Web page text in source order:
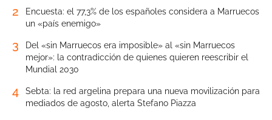
2
Encuesta: el 77,3% de los españoles considera a Marruecos
un «país enemigo»
3
Del «sin Marruecos era imposible» al «sin Marruecos
mejor»: la contradicción de quienes quieren reescribir el
Mundial 2030
4
Sebta: la red argelina prepara una nueva movilización para
mediados de agosto, alerta Stefano Piazza